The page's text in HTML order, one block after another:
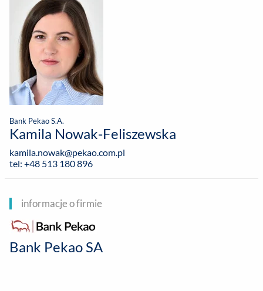
Bank Pekao S.A.
Kamila Nowak-Feliszewska
kamila.nowak@pekao.com.pl
tel: +48 513 180 896
informacje o firmie
Bank Pekao SA